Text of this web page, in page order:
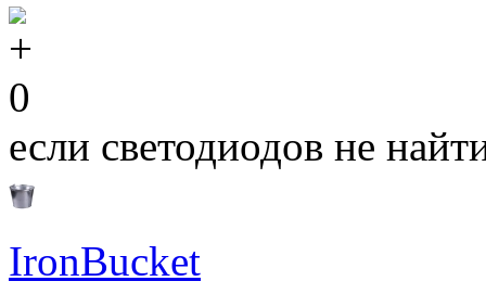
0
если светодиодов не
IronBucket